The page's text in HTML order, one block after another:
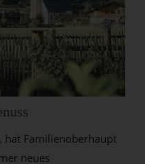
hat Familienoberhaupt
neues